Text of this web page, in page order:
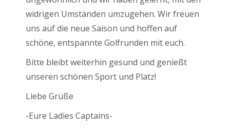
widrigen Umständen umzugehen. Wir freuen
uns auf die neue Saison und hoffen auf
schöne, entspannte Golfrunden mit euch.
Bitte bleibt weiterhin gesund und genießt
unseren schönen Sport und Platz!
Liebe Grüße
-Eure Ladies Captains-